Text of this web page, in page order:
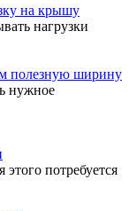
на крышу
нагрузки
полезную ширину
нужное
этого потребуется